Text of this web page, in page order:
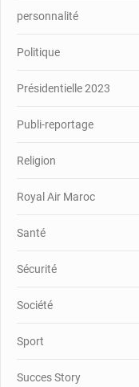
personnalité
Politique
Présidentielle 2023
Publi-reportage
Religion
Royal Air Maroc
Santé
Sécurité
Société
Sport
Succes Story